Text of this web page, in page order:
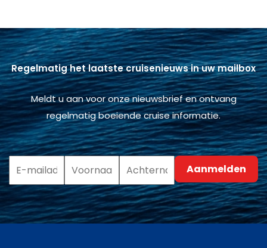
Regelmatig het laatste cruisenieuws in uw mailbox
Meldt u aan voor onze nieuwsbrief en ontvang
regelmatig boeiende cruise informatie.